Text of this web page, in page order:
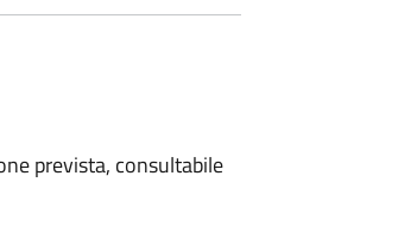
prevista, consultabile